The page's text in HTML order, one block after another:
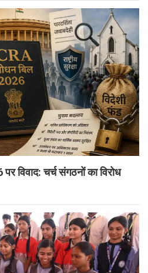
विवाद: चर्च संगठनों का विरोध